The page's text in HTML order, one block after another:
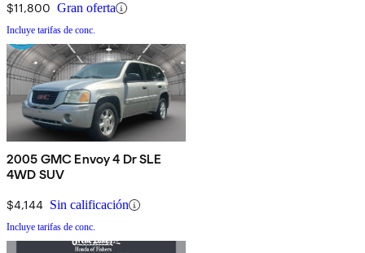
$11,800 Gran oferta
Incluye tarifas de conc.
2005 GMC Envoy 4 Dr SLE
4WD SUV
$4,144 Sin calificación
Incluye tarifas de conc.